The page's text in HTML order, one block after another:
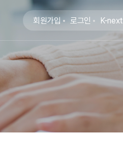
회원가입 로그인 K-next